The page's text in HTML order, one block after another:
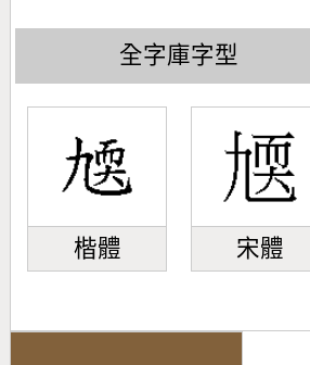
全字庫字型
楷體 宋體